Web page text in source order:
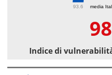
media
93.6
Indice di